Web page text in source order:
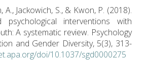
A., Jackowich, S., & Kwon, P. (2018).
psychological interventions with
A systematic review. Psychology
and Gender Diversity, 5(3), 313-
doi/10.1037/sgd0000275